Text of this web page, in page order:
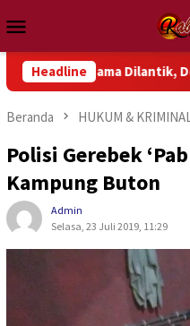
ke
kontenMobile
Headline
Dilantik, Dorong
Beranda HUKUM &
Polisi Gerebek
Kampung Buton
Admin
Selasa, 23 Juli 2019, 11:29